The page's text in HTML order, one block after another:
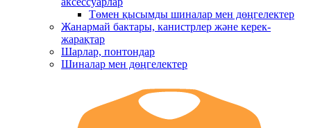
Төмен қысымды шиналар мен дөңгелектер
Жанармай бактары, канистрлер және керек-
жарақтар
Шарлар, понтондар
Шиналар мен дөңгелектер